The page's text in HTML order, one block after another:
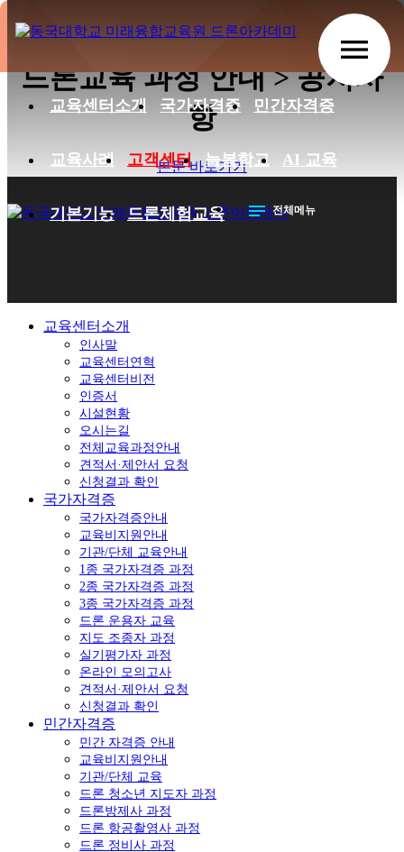
2026학년도 내일배움카드 적용
드론교육 과정 안내 > 공지사
항
본문 바로가기
교육센터소개 국가자격증 민간자격증
교육사례 고객센터 늘봄학교 AI 교육
기본기능 드론체험교육 notes 전체메뉴
menu
교육센터소개
인사말
교육센터연혁
교육센터비전
인증서
시설현황
오시는길
전체교육과정안내
견적서·제안서 요청
신청결과 확인
국가자격증
국가자격증안내
교육비지원안내
기관/단체 교육안내
1종 국가자격증 과정
2종 국가자격증 과정
3종 국가자격증 과정
드론 운용자 교육
지도 조종자 과정
실기평가자 과정
온라인 모의고사
견적서·제안서 요청
신청결과 확인
민간자격증
민간 자격증 안내
교육비지원안내
기관/단체 교육
드론 청소년 지도자 과정
드론방제사 과정
드론 항공촬영사 과정
드론 정비사 과정